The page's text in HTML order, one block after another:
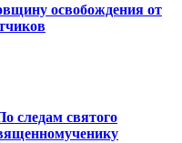
освобождения от
следам святого